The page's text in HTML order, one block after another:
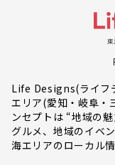
Life Designs(ライフ
エリア(愛知・岐阜・
ンセプトは “地域の
グルメ、地域のイベ
海エリアのローカル